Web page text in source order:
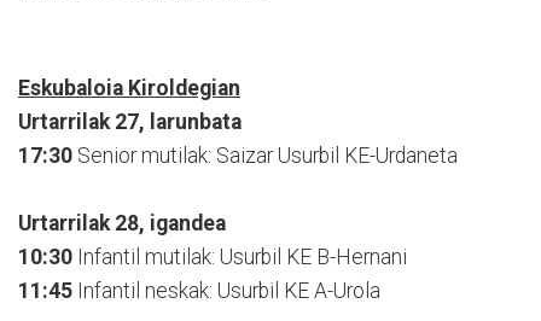
Eskubaloia Kiroldegian
Urtarrilak 27, larunbata
17:30 Senior mutilak: Saizar Usurbil KE-Urdaneta
Urtarrilak 28, igandea
10:30 Infantil mutilak: Usurbil KE B-Hernani
11:45 Infantil neskak: Usurbil KE A-Urola